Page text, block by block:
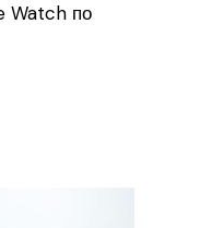
Watch по